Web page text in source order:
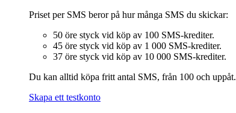
Priset per SMS beror på hur många SMS du skickar:
50 öre styck vid köp av 100 SMS-krediter.
45 öre styck vid köp av 1 000 SMS-krediter.
37 öre styck vid köp av 10 000 SMS-krediter.
Du kan alltid köpa fritt antal SMS, från 100 och uppåt.
Skapa ett testkonto